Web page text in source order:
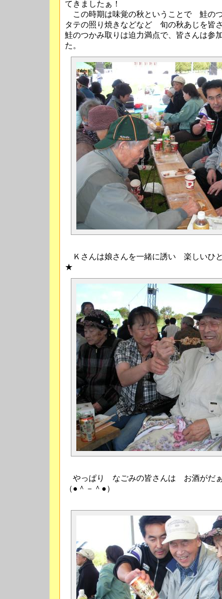
てきましたぁ！
この時期は味覚の秋ということで 鮭の
タテの照り焼きなどなど 旬の秋あじを皆
鮭のつかみ取りは迫力満点で、皆さんは参
た。
Ｋさんは娘さんを一緒に誘い 楽しいひ
★
やっぱり なごみの皆さんは お酒がだ
（●＾－＾●）